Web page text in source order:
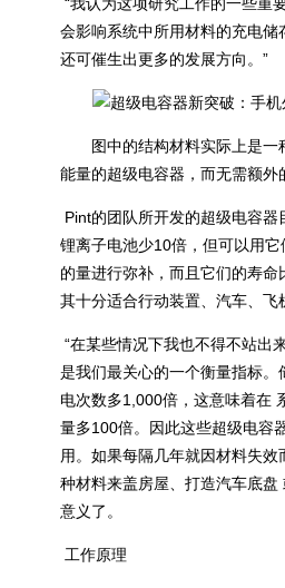
会影响系统中所用材料的充电储
还可催生出更多的发展方向。”
图中的结构材料实际上是一
能量的超级电容器，而无需额外
Pint的团队所开发的超级电容
锂离子电池少10倍，但可以用
的量进行弥补，而且它们的寿命
其十分适合行动装置、汽车、飞
“在某些情况下我也不得不站出
是我们最关心的一个衡量指标。
电次数多1,000倍，这意味着在
量多100倍。因此这些超级电容
用。如果每隔几年就因材料失
种材料来盖房屋、打造汽车底盘
意义了。
工作原理